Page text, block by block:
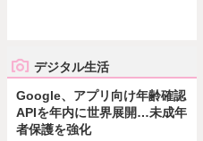
デジタル生活
Google、アプリ向け年齢確認
APIを年内に世界展開…未成年
者保護を強化